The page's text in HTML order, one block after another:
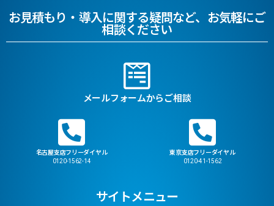
お見積もり・導入に関する疑問など、お気軽にご
相談ください
メールフォームからご相談
名古屋支店フリーダイヤル
0120-1562-14
東京支店フリーダイヤル
0120-41-1562
サイトメニュー